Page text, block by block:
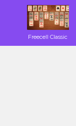
Freecell Classic